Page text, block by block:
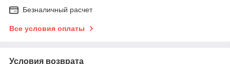
Безналичный расчет
Все условия оплаты
Условия возврата